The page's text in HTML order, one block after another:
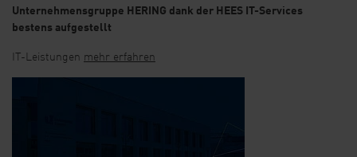
Unternehmensgruppe HERING dank der HEES IT-Services
bestens aufgestellt
IT-Leistungen mehr erfahren